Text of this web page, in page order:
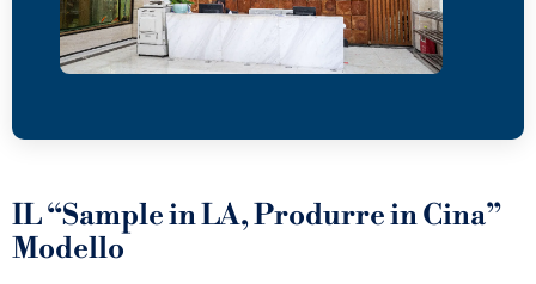
IL “Sample in LA, Produrre in Cina”
Modello